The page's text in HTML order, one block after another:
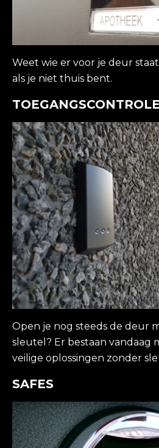
Weet wie er voor je deur
als je niet thuis bent.
TOEGANGSCONTROLE
Open je nog steeds de deur
sleutel? Er bestaan vandaag
veilige oplossingen zonder
SAFES